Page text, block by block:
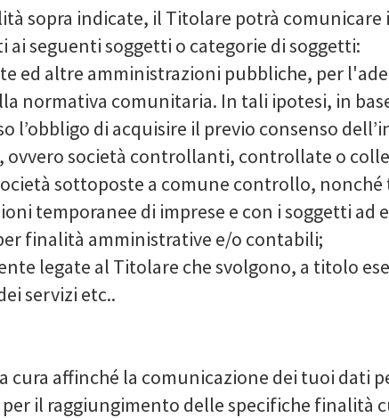
sopra indicate, il Titolare potrà
seguenti soggetti o categorie di soggetti:
ed altre amministrazioni pubbliche, per
normativa comunitaria. In tali ipotesi, in
l’obbligo di acquisire il previo consenso
ovvero società controllanti, controllate o
sottoposte a comune controllo, nonché
temporanee di imprese e con i soggetti
finalità amministrative e/o contabili;
legate al Titolare che svolgono, a titolo
servizi etc..
cura affinché la comunicazione dei tuoi dati
il raggiungimento delle specifiche finalità